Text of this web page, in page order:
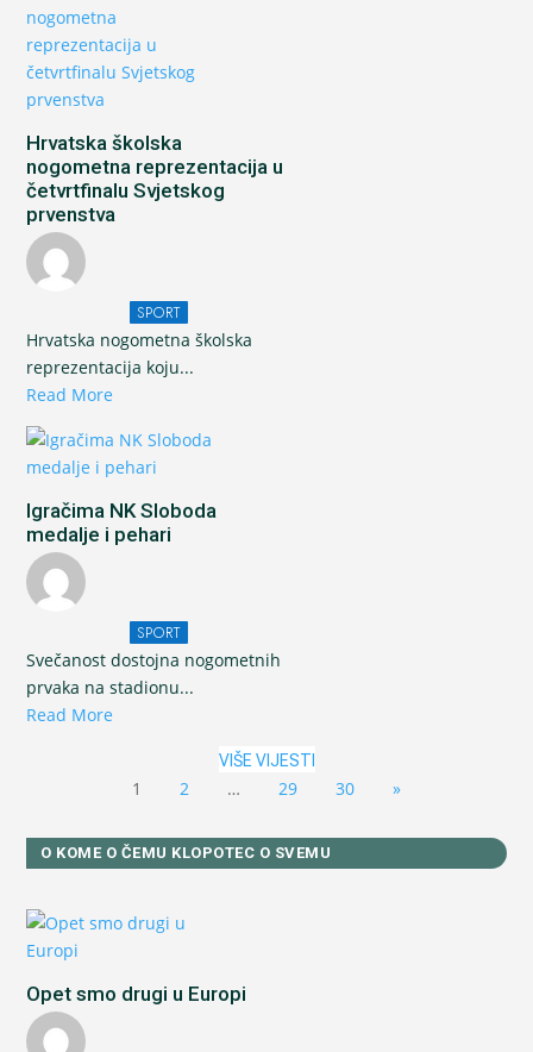
Hrvatska školska
nogometna reprezentacija u
četvrtfinalu Svjetskog
prvenstva
SPORT
Hrvatska nogometna školska
reprezentacija koju...
Read More
Igračima NK Sloboda
medalje i pehari
SPORT
Svečanost dostojna nogometnih
prvaka na stadionu...
Read More
VIŠE VIJESTI
1 2 … 29 30 »
O KOME O ČEMU KLOPOTEC O SVEMU
Opet smo drugi u Europi